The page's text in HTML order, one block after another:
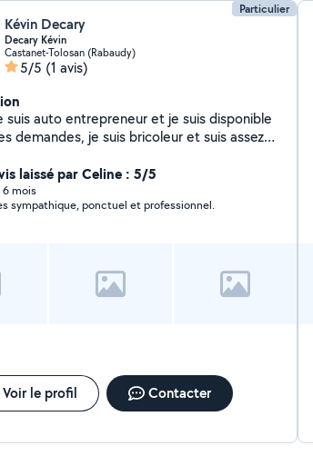
Particulier
Kévin Decary
Decary Kévin
Castanet-Tolosan (Rabaudy)
5/5 (1 avis)
suis auto entrepreneur et je suis disponible
demandes, je suis bricoleur et suis assez
mon planning car étant étudiant,
de faire un peu de sous pour mon projet
:)
laissé par Celine : 5/5
6 mois
sympathique, ponctuel et professionnel.
Voir le profil Contacter